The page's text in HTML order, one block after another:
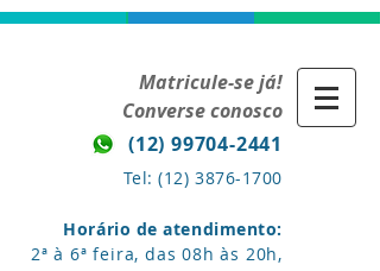
Matricule-se já!
Converse conosco
(12) 99704-2441
Tel:(12) 3876-1700
Horário de atendimento:
2ª à 6ª feira, das 08h às 20h,